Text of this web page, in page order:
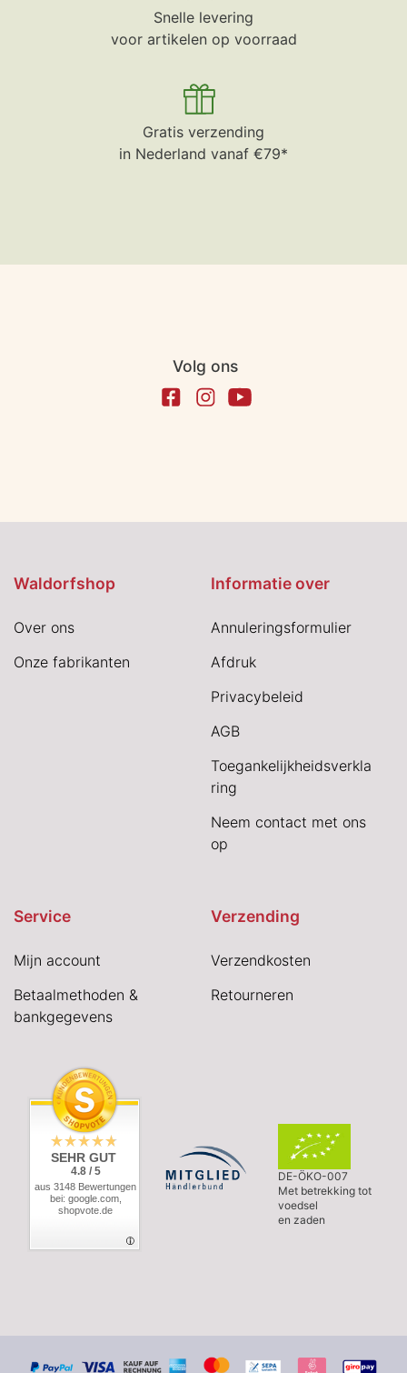
Snelle levering
voor artikelen op voorraad
Gratis verzending
in Nederland vanaf €79*
Volg ons
Waldorfshop
Over ons
Onze fabrikanten
Informatie over
Annuleringsformulier
Afdruk
Privacybeleid
AGB
Toegankelijkheidsverkla
ring
Neem contact met ons
op
Service
Mijn account
Betaalmethoden &
bankgegevens
Verzending
Verzendkosten
Retourneren
SEHR GUT
4.8 / 5
aus 3148 Bewertungen
bei: google.com,
shopvote.de
DE-ÖKO-007
Met betrekking tot
voedsel
en zaden